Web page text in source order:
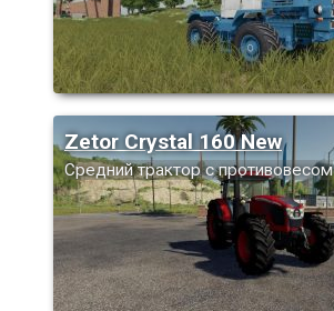
Zetor Crystal 160 New
Средний трактор с противовесом